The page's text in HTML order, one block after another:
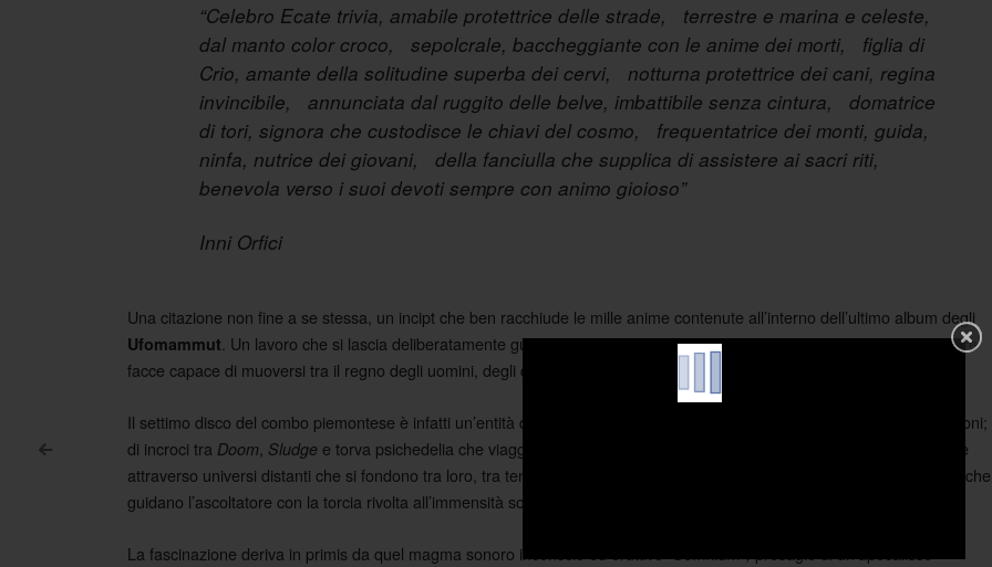
Post navigation
<
“Celebro Ecate trivia, amabile protettrice delle strade, terrestre e marina e celeste,
dal manto color croco, sepolcrale, baccheggiante con le anime dei morti, figlia di
Crio, amante della solitudine superba dei cervi, notturna protettrice dei cani, regina
invincibile, annunciata dal ruggito delle belve, imbattibile senza cintura, domatrice
di tori, signora che custodisce le chiavi del cosmo, frequentatrice dei monti, guida,
ninfa, nutrice dei giovani, della fanciulla che supplica di assistere ai sacri riti,
benevola verso i suoi devoti sempre con animo gioioso”
Inni Orfici
Una citazione non fine a se stessa, un incipt che ben racchiude le mille anime contenute all’interno dell’ultimo album degli
Ufomammut. Un lavoro che si lascia deliberatamente guidare dalla luce chiaroscurale emanata daEcate, la divinità a tre
facce capace di muoversi tra il regno degli uomini, degli dei e dei morti.
Il settimo disco del combo piemontese è infatti un’entità di forme serpentine che delineano trame labirintiche a tre direzioni;
di incroci tra Doom, Sludge e torva psichedelia che viaggiano lungo il crocevia dalla densità lontana. È un viaggio triplice
attraverso universi distanti che si fondono tra loro, tra tensioni cosmiche e infiniti oscuri. Le sei tracce, maestose e
guidano l’ascoltatore con la torcia rivolta all’immensità sonora, illuminando il cammino verso visioni inesplorate.
La fascinazione deriva in primis da quel magma sonoro inconscio ed eruttivo “Somnium”,presagio di un’apocalisse